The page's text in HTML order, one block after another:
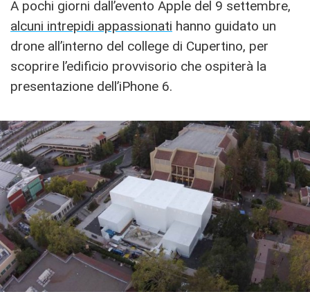
A pochi giorni dall’evento Apple del 9 settembre,
alcuni intrepidi appassionati hanno guidato un
drone all’interno del college di Cupertino, per
scoprire l’edificio provvisorio che ospiterà la
presentazione dell’iPhone 6.